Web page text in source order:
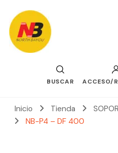
BUSCAR ACCESO/
Inicio Tienda
NB-P4 – DF 400